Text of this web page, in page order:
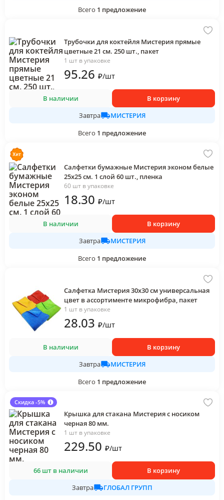
Всего 1 предложение
Трубочки для коктейля Мистерия прямые
цветные 21 см. 250 шт., пакет
1 шт в упаковке
95.26 ₽/шт
В наличии
В корзину
Завтра
МИСТЕРИЯ
Всего 1 предложение
Салфетки бумажные Мистерия эконом белые
25х25 см. 1 слой 60 шт., пленка
60 шт в упаковке
18.30 ₽/шт
В наличии
В корзину
Завтра
МИСТЕРИЯ
Всего 1 предложение
Салфетка Мистерия 30х30 см универсальная
цвет в ассортименте микрофибра, пакет
1 шт в упаковке
28.03 ₽/шт
В наличии
В корзину
Завтра
МИСТЕРИЯ
Всего 1 предложение
Скидка -5%
Крышка для стакана Мистерия с носиком
черная 80 мм.
1 шт в упаковке
229.50 ₽/шт
66 шт в наличии
В корзину
Завтра
ГЛОБАЛ ГРУПП